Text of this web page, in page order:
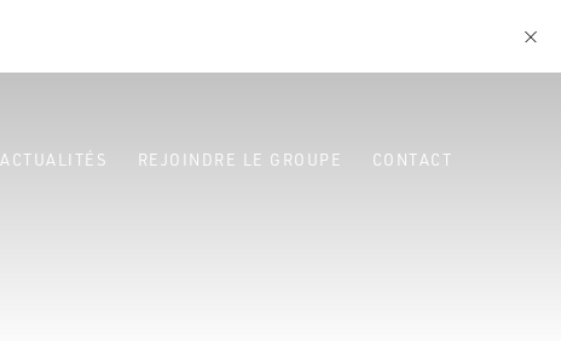
ACTUALITÉS REJOINDRE LE GROUPE CONTACT